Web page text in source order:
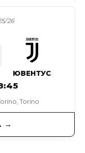
Torino
26
ЮВЕНТУС